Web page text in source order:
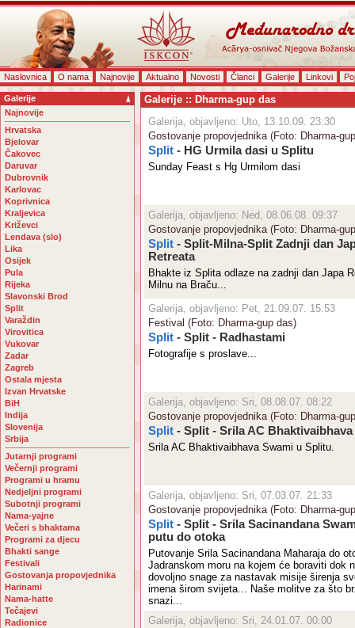
Naslovnica O nama Najnovije Aktualno Novosti Članci Galerije Linkovi
Galerije
Najnovije
Hrvatska
Bjelovar
Čakovec
Daruvar
Dubrovnik
Karlovac
Koprivnica
Kraljevica
Križevci
Lendava (slo)
Lika
Osijek
Pula
Rijeka
Slavonski Brod
Split
Varaždin
Virovitica
Vukovar
Zadar
Zagreb
Ostala mjesta
Izvan Hrvatske
BiH
Indija
Slovenija
Srbija
Jutarnji programi
Večernji programi
Programi u hramu
Nedjeljni programi
Subotnji programi
Nama-yajne
Večeri s bhaktama
Programi za djecu
Bhakti sange
Festivali
Gostovanja propovjednika
Harinami
Nama-hatte
Tečajevi
Radionice
Galerije :: Dharma-gup das
Galerija, objavljeno: Uto, 13.10.09. 23:30
Gostovanje propovjednika (Foto: Dharma-
Split - HG Urmila dasi u Splitu
Sunday Feast s Hg Urmilom dasi
Galerija, objavljeno: Ned, 08.06.08. 09:37
Gostovanje propovjednika (Foto: Dharma-
Split - Split-Milna-Split Zadnji dan
Retreata
Bhakte iz Splita odlaze na zadnji dan Japa
Milnu na Braču...
Galerija, objavljeno: Pet, 21.09.07. 15:53
Festival (Foto: Dharma-gup das)
Split - Split - Radhastami
Fotografije s proslave...
Galerija, objavljeno: Sri, 08.08.07. 08:22
Gostovanje propovjednika (Foto: Dharma-
Split - Split - Srila AC
Srila AC Bhaktivaibhava Swami u Splitu.
Galerija, objavljeno: Sri, 07.03.07. 21:33
Gostovanje propovjednika (Foto: Dharma-
Split - Split - Srila Sacinandana
putu do otoka
Putovanje Srila Sacinandana Maharaja do
Jadranskom moru na kojem će boraviti dok
dovoljno snage za nastavak misije širenja
imena širom svijeta... Naše molitve za što
snazi...
Galerija, objavljeno: Sri, 24.01.07. 00:00